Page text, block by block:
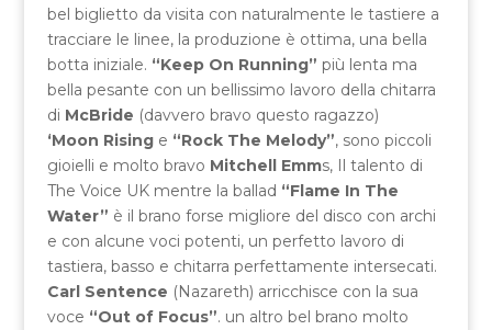
bel biglietto da visita con naturalmente le tastiere a
tracciare le linee, la produzione è ottima, una bella
botta iniziale. “Keep On Running” più lenta ma
bella pesante con un bellissimo lavoro della chitarra
di McBride (davvero bravo questo ragazzo)
‘Moon Rising e “Rock The Melody”, sono piccoli
gioielli e molto bravo Mitchell Emms, Il talento di
The Voice UK mentre la ballad “Flame In The
Water” è il brano forse migliore del disco con archi
e con alcune voci potenti, un perfetto lavoro di
tastiera, basso e chitarra perfettamente intersecati.
Carl Sentence (Nazareth) arricchisce con la sua
voce “Out of Focus”. un altro bel brano molto